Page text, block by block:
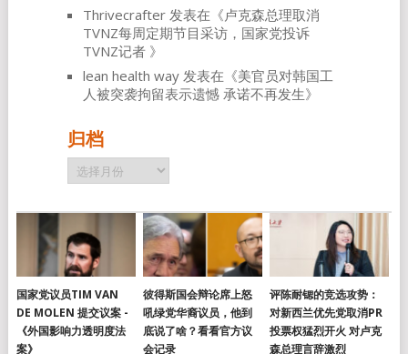
Thrivecrafter发表在《卢克森总理取消
TVNZ每周定期节目采访，国家党投诉
TVNZ记者 》
lean health way发表在《美官员对韩国工
人被突袭拘留表示遗憾 承诺不再发生》
归档
归
档
国家党议员TIM VAN
DE MOLEN 提交议案 -
《外国影响力透明度法
案》
彼得斯国会辩论席上怒
吼绿党华裔议员，他到
底说了啥？看看官方议
会记录
评陈耐锶的竞选攻势：
对新西兰优先党取消PR
投票权猛烈开火 对卢克
森总理言辞激烈